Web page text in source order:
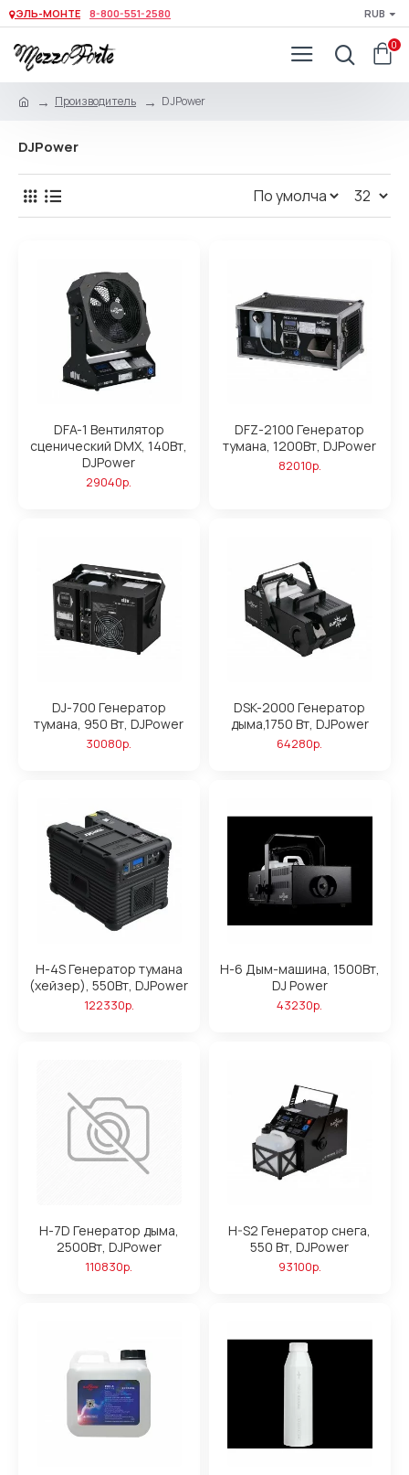
ЭЛЬ-МОНТЕ 8-800-551-2580 RUB
0
Производитель DJPower
DJPower
DFA-1 Вентилятор
сценический DMX, 140Вт,
DJPower
29040р.
DFZ-2100 Генератор
тумана, 1200Вт, DJPower
82010р.
DJ-700 Генератор
тумана, 950 Вт, DJPower
30080р.
DSK-2000 Генератор
дыма,1750 Вт, DJPower
64280р.
H-4S Генератор тумана
(хейзер), 550Вт, DJPower
122330р.
H-6 Дым-машина, 1500Вт,
DJ Power
43230р.
H-7D Генератор дыма,
2500Вт, DJPower
110830р.
H-S2 Генератор снега,
550 Вт, DJPower
93100р.